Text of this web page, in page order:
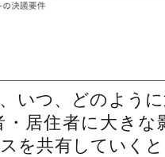
いつ、どのよう
・居住者に大き
を共有していく